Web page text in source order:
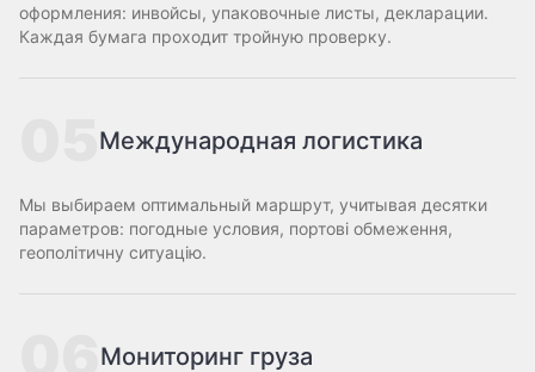
оформления: инвойсы, упаковочные листы, декларации.
Каждая бумага проходит тройную проверку.
Международная логистика
Мы выбираем оптимальный маршрут, учитывая десятки
параметров: погодные условия, портові обмеження,
геополітичну ситуацію.
Мониторинг груза